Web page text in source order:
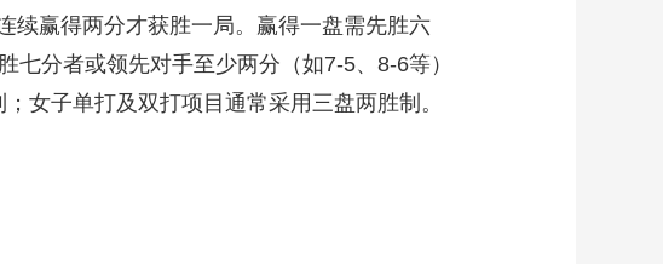
续赢得两分才获胜一局。赢得一盘需先胜六
分者或领先对手至少两分（如7-5、8-6等）
女子单打及双打项目通常采用三盘两胜制。